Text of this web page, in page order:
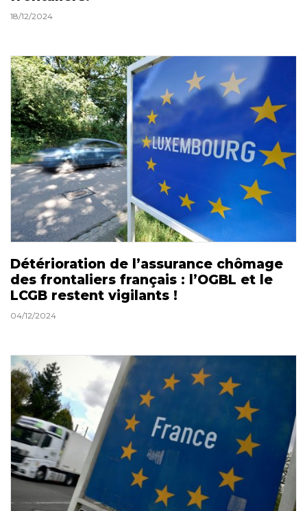
18/12/2024
Détérioration de l’assurance chômage
des frontaliers français : l’OGBL et le
LCGB restent vigilants !
04/12/2024